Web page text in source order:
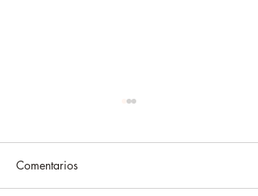
Comentarios